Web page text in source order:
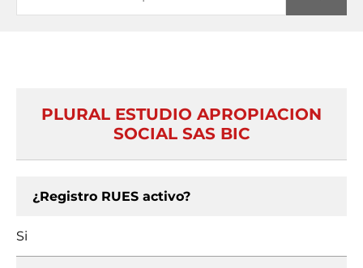
PLURAL ESTUDIO APROPIACION
SOCIAL SAS BIC
¿Registro RUES activo?
Si